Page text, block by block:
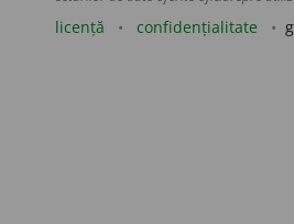
licență confidențialitate